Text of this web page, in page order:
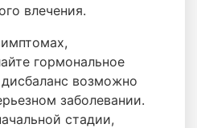
влечения.
гормональное
возможно
заболевании.
стадии,